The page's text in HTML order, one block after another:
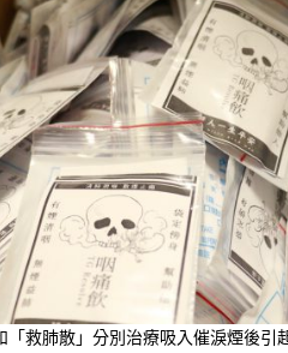
「救肺散」分別治療吸入催淚煙後引